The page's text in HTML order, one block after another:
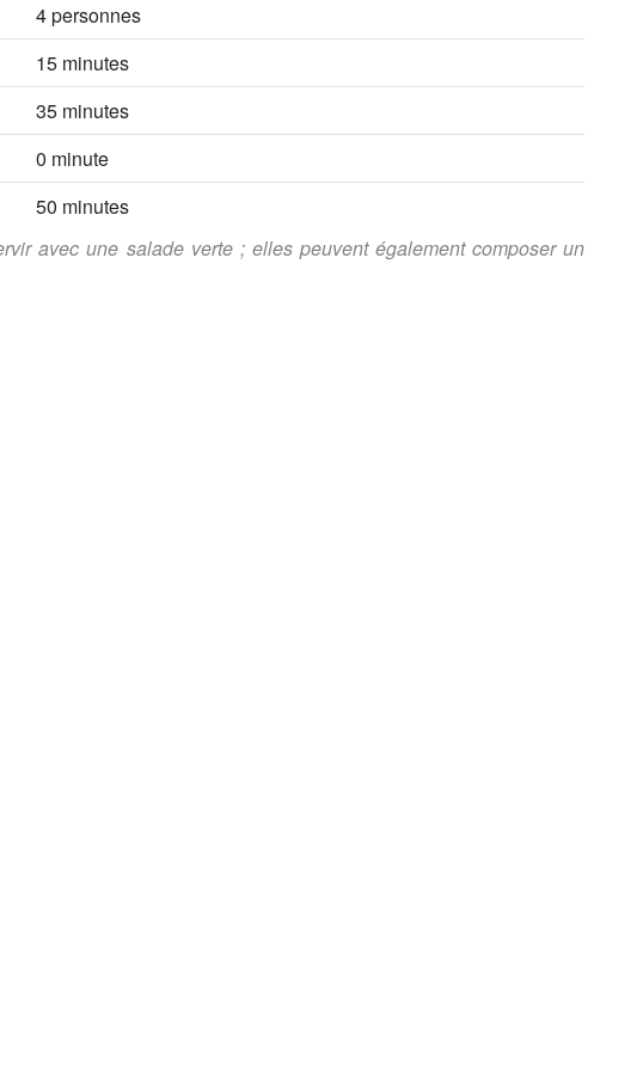
4 personnes
15 minutes
35 minutes
0 minute
50 minutes
avec une salade verte ; elles peuvent également composer un